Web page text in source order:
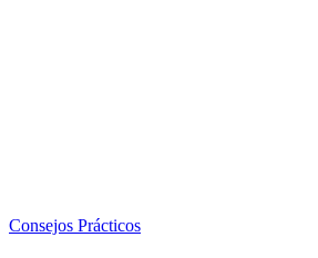
Consejos Prácticos